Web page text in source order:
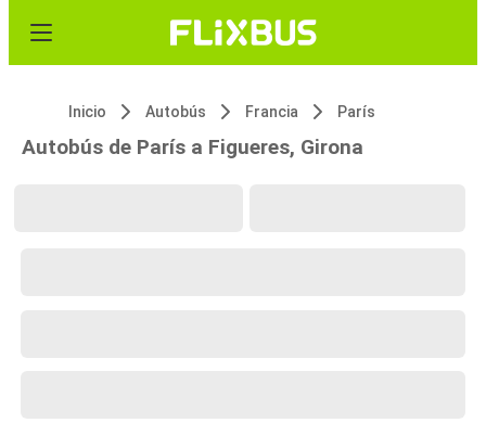
Inicio Autobús Francia París
Autobús de París a Figueres, Girona